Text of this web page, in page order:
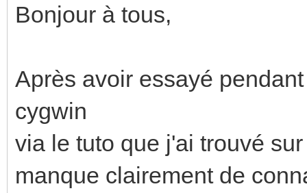
Bonjour à tous,
Après avoir essayé
cygwin
via le tuto que j'ai trouvé
manque clairement de